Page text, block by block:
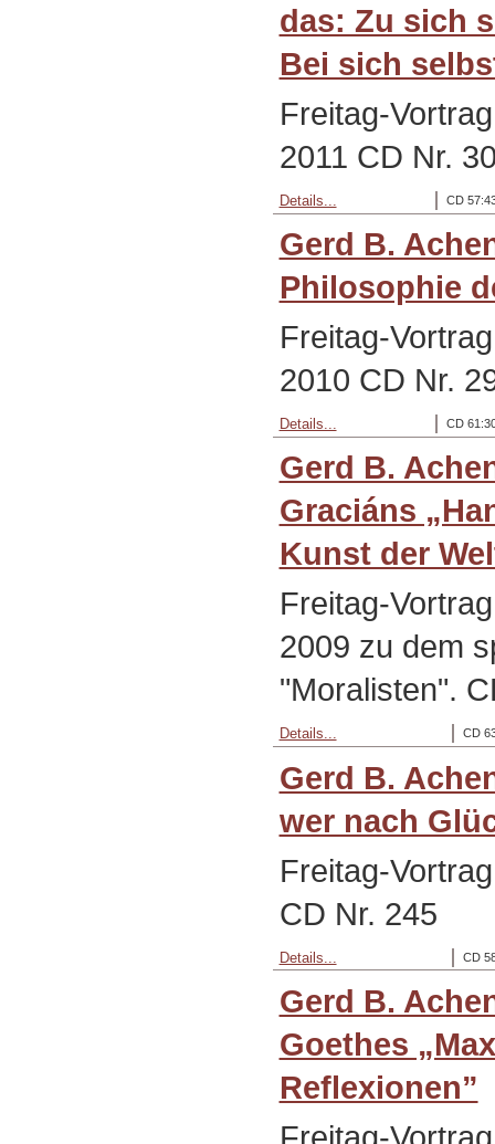
das: Zu sich
Bei sich
Freitag-
2011 CD Nr.
CD
Details...
Gerd B.
Philosophie
Freitag-
2010 CD Nr.
CD
Details...
Gerd B.
Graciáns
Kunst der
Freitag-
2009 zu dem
"Moralisten".
CD
Details...
Gerd B.
wer nach
Freitag-
CD Nr. 245
CD
Details...
Gerd B.
Goethes
Reflexionen”
Freitag-